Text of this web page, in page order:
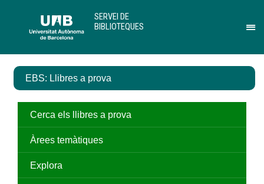
contingut
el
de
SERVEI DE
BIBLIOTEQUES
EBS: Llibres a prova
Cerca els llibres a prova
Àrees temàtiques
Explora